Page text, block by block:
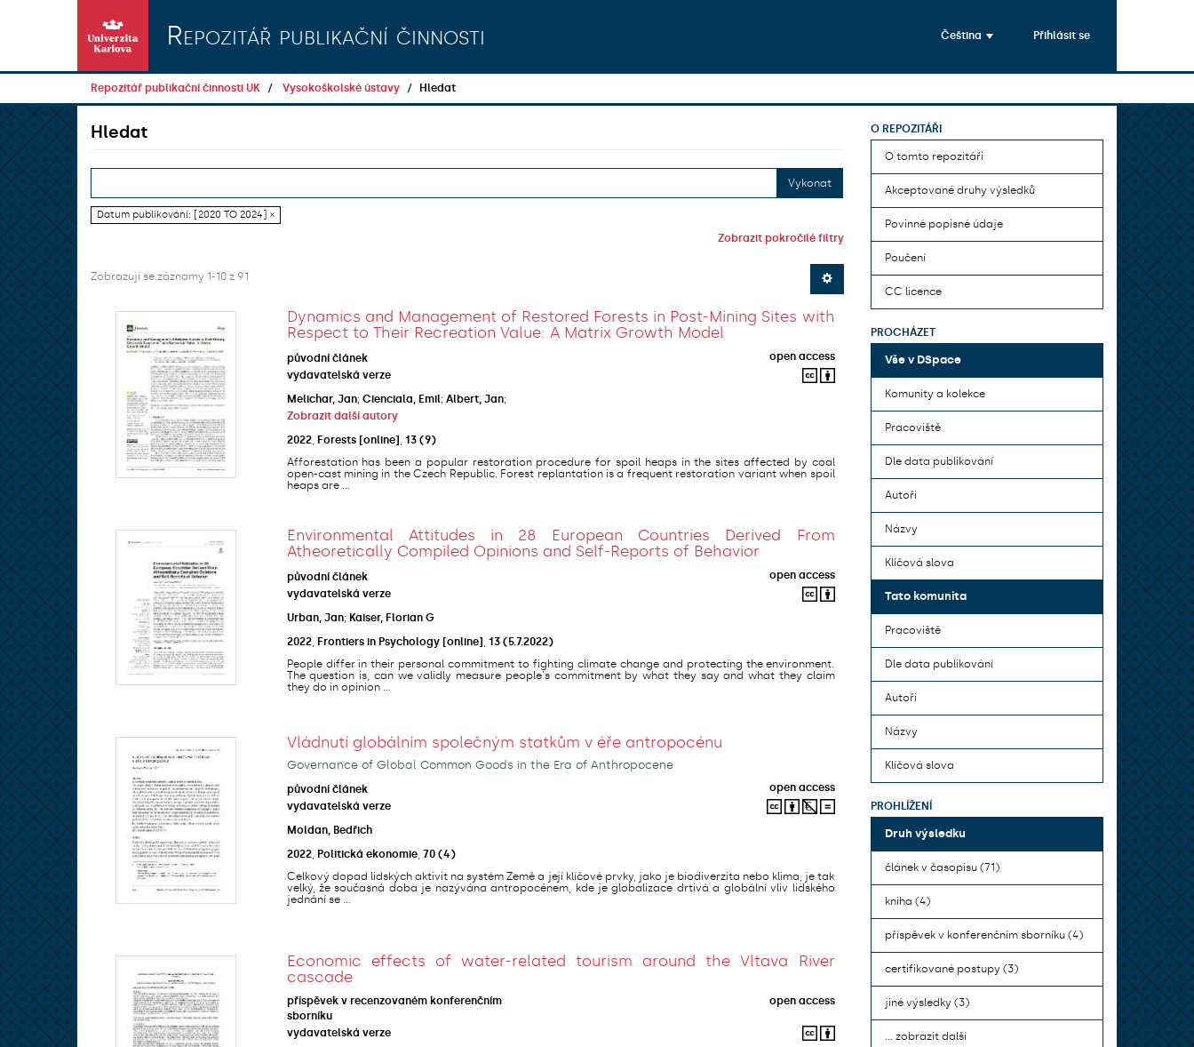
Repozitář publikační činnosti Čeština Přihlásit se
Repozitář publikační činnosti UK Vysokoškolské ústavy Hledat
Hledat
Vykonat
Datum publikování: [2020 TO 2024] ×
Zobrazit pokročilé filtry
Zobrazují se záznamy 1-10 z 91
Dynamics and Management of Restored Forests in Post-Mining Sites with
Respect to Their Recreation Value: A Matrix Growth Model
původní článek
open access
vydavatelská verze
Melichar, Jan; Cienciala, Emil; Albert, Jan;
Zobrazit další autory
2022, Forests [online] 13 (9)
Afforestation has been a popular restoration procedure for spoil heaps in the sites affected by coal
open-cast mining in the Czech Republic. Forest replantation is a frequent restoration variant when spoil
heaps are ...
Environmental Attitudes in 28 European Countries Derived From
Atheoretically Compiled Opinions and Self-Reports of Behavior
původní článek
open access
vydavatelská verze
Urban, Jan; Kaiser, Florian G
2022, Frontiers in Psychology [online] 13 (5.7.2022)
People differ in their personal commitment to fighting climate change and protecting the environment.
The question is, can we validly measure people's commitment by what they say and what they claim
they do in opinion ...
Vládnutí globálním společným statkům v éře antropocénu
Governance of Global Common Goods in the Era of Anthropocene
původní článek
open access
vydavatelská verze
Moldan, Bedřich
2022, Politická ekonomie, 70 (4)
Celkový dopad lidských aktivit na systém Země a její klíčové prvky, jako je biodiverzita nebo klima, je tak
velký, že současná doba je nazývána antropocénem, kde je globalizace drtivá a globální vliv lidského
jednání se ...
Economic effects of water-related tourism around the Vltava River
cascade
příspěvek v recenzovaném konferenčním
sborníku
open access
vydavatelská verze
O REPOZITÁŘI
O tomto repozitáři
Akceptované druhy výsledků
Povinné popisné údaje
Poučení
CC licence
PROCHÁZET
Vše v DSpace
Komunity a kolekce
Pracoviště
Dle data publikování
Autoři
Názvy
Klíčová slova
Tato komunita
Pracoviště
Dle data publikování
Autoři
Názvy
Klíčová slova
PROHLÍŽENÍ
Druh výsledku
článek v časopisu (71)
kniha (4)
příspěvek v konferenčním sborníku (4)
certifikované postupy (3)
jiné výsledky (3)
... zobrazit další